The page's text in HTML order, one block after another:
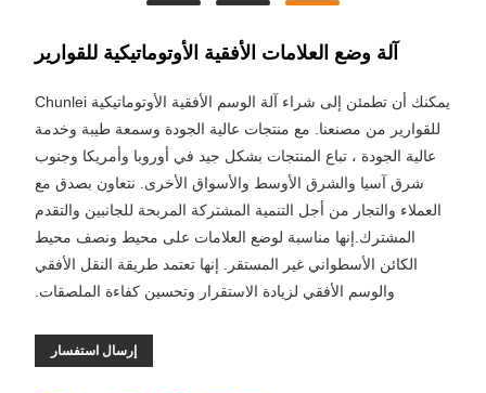
آلة وضع العلامات الأفقية الأوتوماتيكية للقوارير
يمكنك أن تطمئن إلى شراء آلة الوسم الأفقية الأوتوماتيكية Chunlei
للقوارير من مصنعنا. مع منتجات عالية الجودة وسمعة طيبة وخدمة
عالية الجودة ، تباع المنتجات بشكل جيد في أوروبا وأمريكا وجنوب
شرق آسيا والشرق الأوسط والأسواق الأخرى. نتعاون بصدق مع
العملاء والتجار من أجل التنمية المشتركة المربحة للجانبين والتقدم
المشترك.إنها مناسبة لوضع العلامات على محيط ونصف محيط
الكائن الأسطواني غير المستقر. إنها تعتمد طريقة النقل الأفقي
والوسم الأفقي لزيادة الاستقرار وتحسين كفاءة الملصقات.
إرسال استفسار